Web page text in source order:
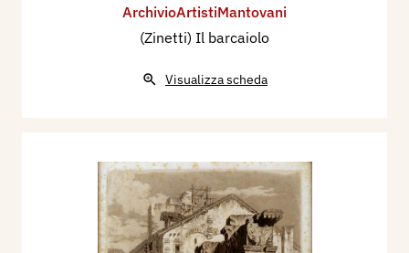
ArchivioArtistiMantovani
(Zinetti) Il barcaiolo
Visualizza scheda